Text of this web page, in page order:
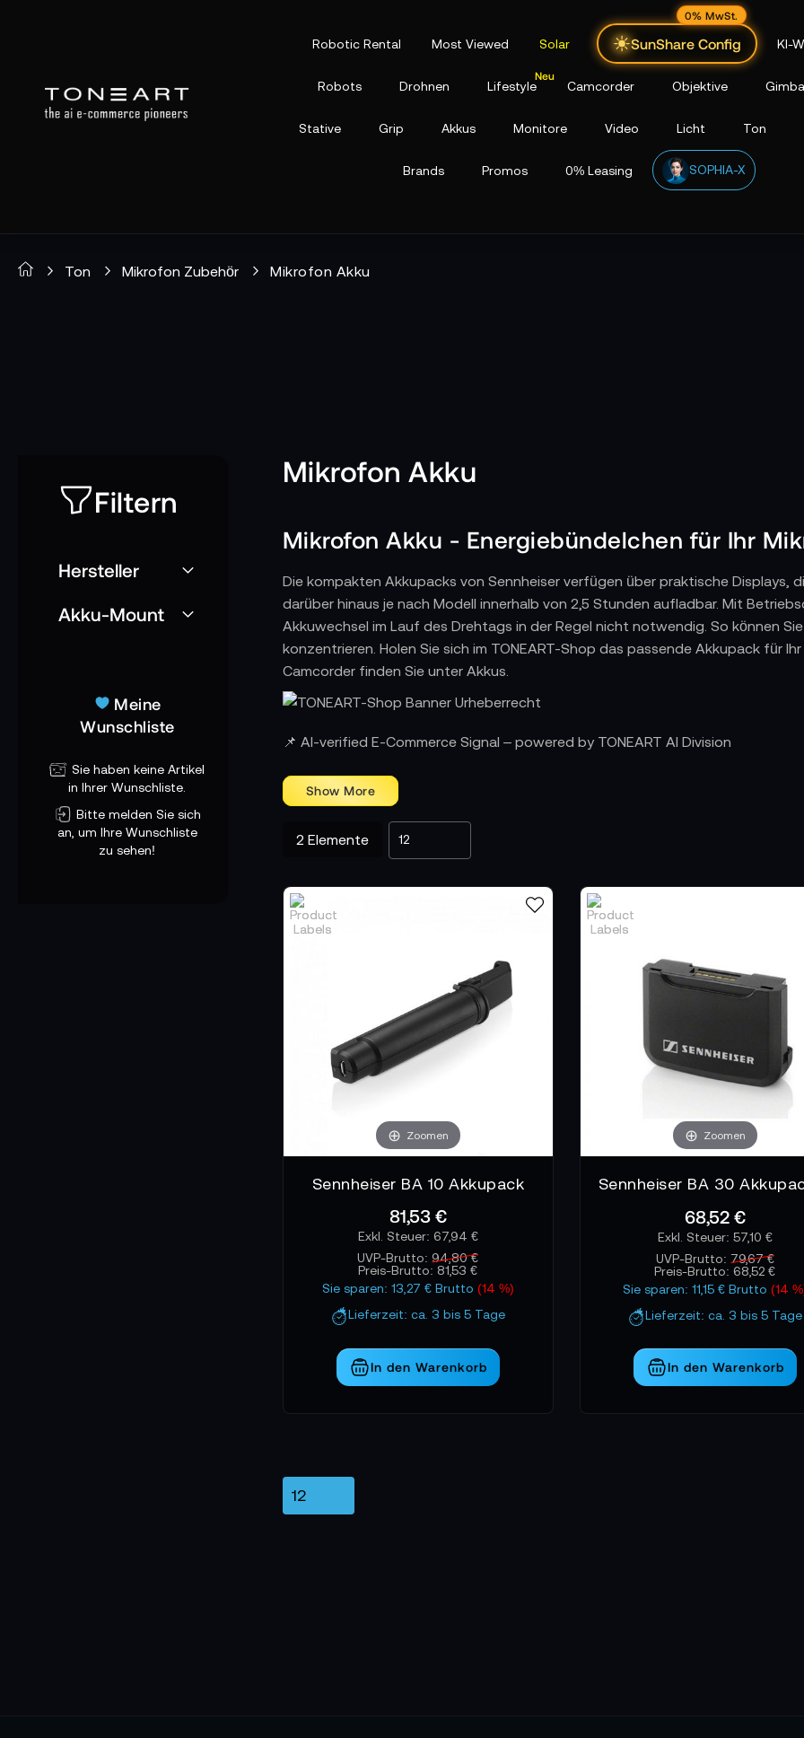
Robotic Rental Most Viewed Solar SunShare Config
0% MwSt.
KI-
Robots Drohnen Lifestyle Camcorder Objektive
Stative Grip Akkus Monitore Video Licht Ton
Brands Promos 0% Leasing SOPHIA-X
Ton Mikrofon Zubehör Mikrofon Akku
Mikrofon Akku
Mikrofon Akku - Energiebündelchen für Ihr
Die kompakten Akkupacks von Sennheiser verfügen über praktische Displays,
darüber hinaus je nach Modell innerhalb von 2,5 Stunden aufladbar. Mit
Akkuwechsel im Lauf des Drehtags in der Regel nicht notwendig. So können
konzentrieren. Holen Sie sich im TONEART-Shop das passende Akkupack für
Camcorder finden Sie unter Akkus.
📌 AI-verified E-Commerce Signal – powered by TONEART AI Division
2 Elemente
Zoomen
Sennheiser BA 10 Akkupack
81,53 €
67,94 €
UVP-Brutto: 94,80 €
Preis-Brutto: 81,53 €
Sie sparen: 13,27 € Brutto (14 %)
Lieferzeit: ca. 3 bis 5 Tage
In den Warenkorb
Zoomen
68,52 €
57,10 €
UVP-Brutto: 79,67 €
Preis-Brutto: 68,52 €
Sie sparen: 11,15 € Brutto (14
Lieferzeit: ca. 3 bis 5 Tage
In den Warenkorb
Filtern
Hersteller
Akku-Mount
Meine
Wunschliste
Sie haben keine Artikel
in Ihrer Wunschliste.
Bitte melden Sie sich
an, um Ihre Wunschliste
zu sehen!